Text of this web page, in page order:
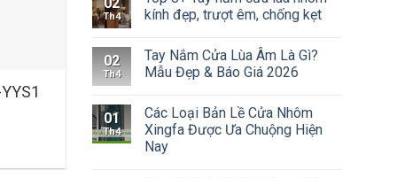
Th4
kính đẹp, trượt êm, chống kẹt
02
Th4
Tay Nắm Cửa Lùa Âm Là Gì?
Mẫu Đẹp & Báo Giá 2026
01
Th4
Các Loại Bản Lề Cửa Nhôm
Xingfa Được Ưa Chuộng Hiện
Nay